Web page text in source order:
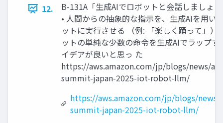
12.
B-131A「生成AIでロボットと会話しましょ
• 人間からの抽象的な指示を、生成AIを用い
ットに実行させる （例: 「楽しく踊って」）
ットの単純な少数の命令を生成AIでラップす
イデアが良いと思っ た
https://aws.amazon.com/jp/blogs/news/
summit-japan-2025-iot-robot-llm/
https://aws.amazon.com/jp/blogs/news/
summit-japan-2025-iot-robot-llm/